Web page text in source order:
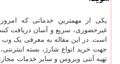
یکی از مهمترین خدماتی که
غیرحضوری، سریع و آسان دریافت
است. در این مقاله به معرفی یک وب
جهت خرید انواع شارژ، بسته
تهیه آنتی ویروس و سایر خدمات